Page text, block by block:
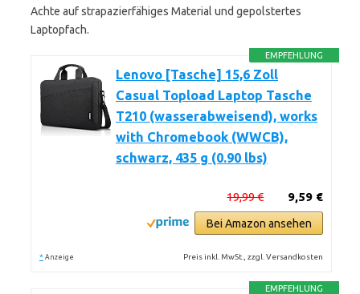
Achte auf strapazierfähiges Material und gepolstertes
Laptopfach.
EMPFEHLUNG
Lenovo [Tasche] 15,6 Zoll
Casual Topload Laptop Tasche
T210 (wasserabweisend), works
with Chromebook (WWCB),
schwarz, 435 g (0.90 lbs)
9,59 €
19,99 €
Bei Amazon ansehen
* Anzeige Preis inkl. MwSt., zzgl. Versandkosten
EMPFEHLUNG